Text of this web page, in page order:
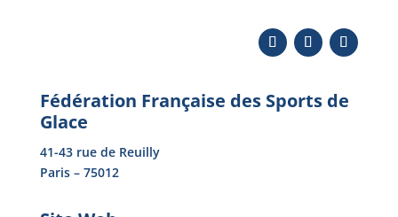
Fédération Française des Sports de
Glace
41-43 rue de Reuilly
Paris – 75012